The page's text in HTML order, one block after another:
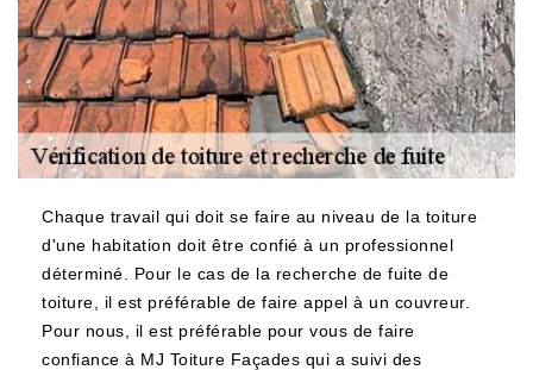
Chaque travail qui doit se faire au niveau de la toiture
d'une habitation doit être confié à un professionnel
déterminé. Pour le cas de la recherche de fuite de
toiture, il est préférable de faire appel à un couvreur.
Pour nous, il est préférable pour vous de faire
confiance à MJ Toiture Façades qui a suivi des